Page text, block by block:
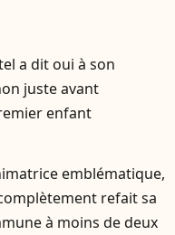
a dit oui à son
juste avant
enfant
emblématique,
refait sa
à moins de deux